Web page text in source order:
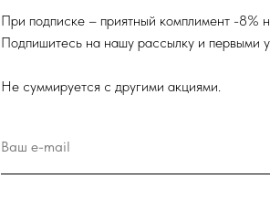
При подписке – приятный комплимент -8%
Подпишитесь на нашу рассылку и первыми
Не суммируется с другими акциями.
Ваш e-mail